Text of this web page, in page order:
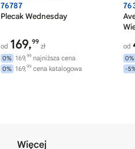
76787
Plecak Wednesday
od 169,99
zł
0% 169,99 najniższa cena
0% 169,99 cena katalogowa
od
0%
-
Więcej